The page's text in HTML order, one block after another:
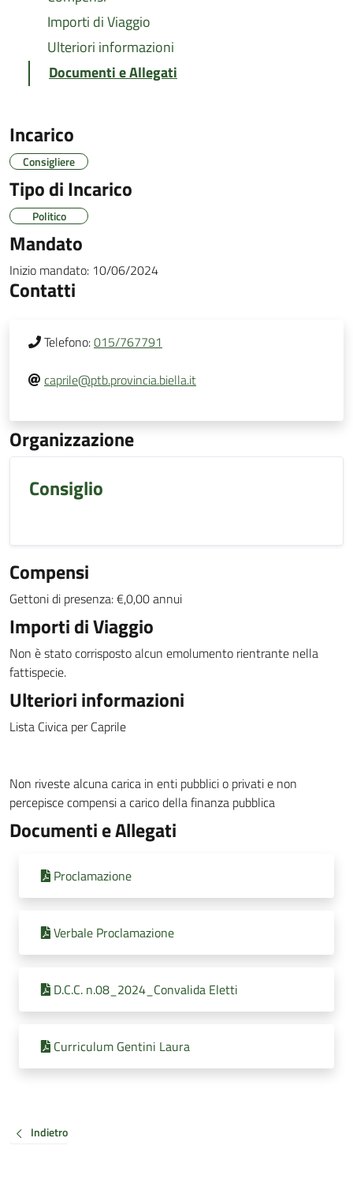
Importi di Viaggio
Ulteriori informazioni
Documenti e Allegati
Incarico
Consigliere
Tipo di Incarico
Politico
Mandato
Inizio mandato: 10/06/2024
Contatti
Telefono:015/767791
caprile@ptb.provincia.biella.it
Organizzazione
Consiglio
Compensi
Gettoni di presenza: €,0,00 annui
Importi di Viaggio
Non è stato corrisposto alcun emolumento rientrante nella
fattispecie.
Ulteriori informazioni
Lista Civica per Caprile
Non riveste alcuna carica in enti pubblici o privati e non
percepisce compensi a carico della finanza pubblica
Documenti e Allegati
Proclamazione
Verbale Proclamazione
D.C.C. n.08_2024_Convalida Eletti
Curriculum Gentini Laura
Indietro